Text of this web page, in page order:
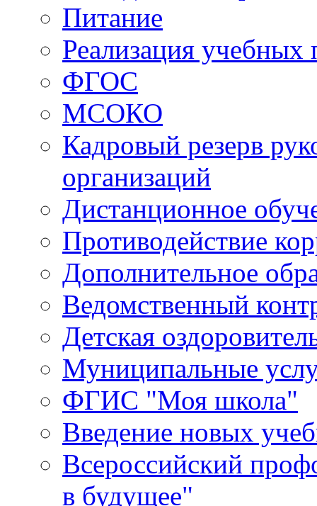
Питание
Реализация
ФГОС
МСОКО
Кадровый резерв
организаций
Дистанционное
Противодействие
Дополнительное
Ведомственный
Детская
Муниципальные
ФГИС "Моя школа"
Введение новых
Всероссийский
в будущее"